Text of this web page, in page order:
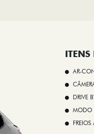
ITENS
AR-
DRIVE
MODO